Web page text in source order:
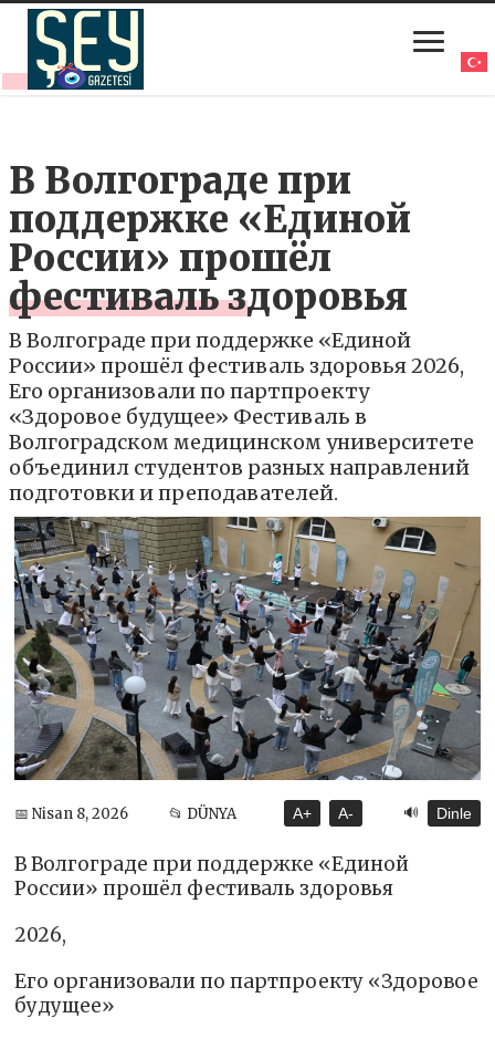
В Волгограде при
поддержке «Единой
России» прошёл
фестиваль здоровья
В Волгограде при поддержке «Единой
России» прошёл фестиваль здоровья 2026,
Его организовали по партпроекту
«Здоровое будущее» Фестиваль в
Волгоградском медицинском университете
объединил студентов разных направлений
подготовки и преподавателей.
📅 Nisan 8, 2026 📂 DÜNYA A+ A- 🔊 Dinle
В Волгограде при поддержке «Единой
России» прошёл фестиваль здоровья
2026,
Его организовали по партпроекту «Здоровое
будущее»